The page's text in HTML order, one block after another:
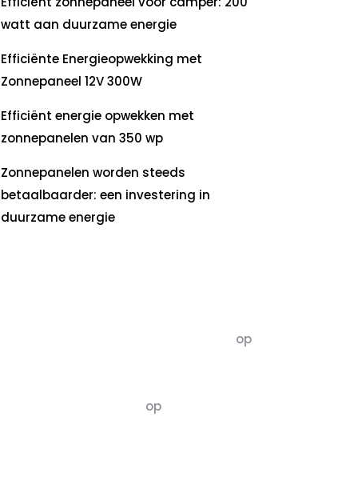
watt aan duurzame energie
Efficiënte Energieopwekking met
Zonnepaneel 12V 300W
Efficiënt energie opwekken met
zonnepanelen van 350 wp
Zonnepanelen worden steeds
betaalbaarder: een investering in
duurzame energie
op
op